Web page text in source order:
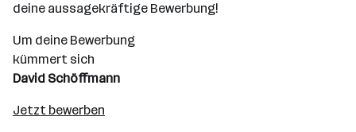
deine aussagekräftige Bewerbung!
Um deine Bewerbung
kümmert sich
David Schöffmann
Jetzt bewerben